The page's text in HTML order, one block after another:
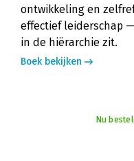
ontwikkeling en
effectief leiderschap
in de hiërarchie zit.
Boek bekijken
Nu